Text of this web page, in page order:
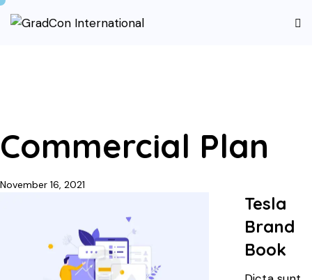
Commercial Plan
November 16, 2021
Tesla
Brand
Book